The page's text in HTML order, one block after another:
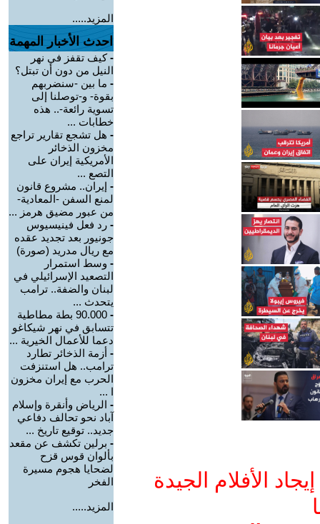
الأفلام الجيدة
المزيد.....
احدث الأخبار المهمة
-كيف تقفز في نهر
النيل من دون أن تبتل؟
- ما بين -سنضربهم
بقوة- و-توصلنا إلى
تسوية رائعة-.. هذه
خطابات ...
- هل تشجع تقارير تراجع
مخزون الذخائر
الأمريكية إيران على
التصع ...
- إيران.. مشروع قانون
لمنع السفن -المعادية-
من عبور مضيق هرمز ...
- رد فعل فينيسيوس
جونيور بعد تجديد عقده
مع ريال مدريد (صورة)
- وسط استمرار
التصعيد الإسرائيلي في
لبنان والضفة.. ترامب
يتحدث ...
-
90.000 بطة مطاطية
تتسابق في نهر شيكاغو
دعما للأعمال الخيرية ...
- أزمة الذخائر تطارد
ترامب.. هل استنزفت
الحرب مع إيران مخزون
ا ...
- الرياض وأنقرة وإسلام
آباد نحو تحالف دفاعي
جديد.. توقيع تاريخ ...
- برلين تكشف عن مقعد
بألوان قوس قزح
لضحايا هجوم مسيرة
الفخر
المزيد.....